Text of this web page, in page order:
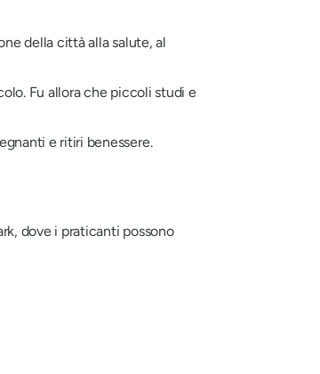
della città alla salute, al
Fu allora che piccoli studi e
e ritiri benessere.
dove i praticanti possono